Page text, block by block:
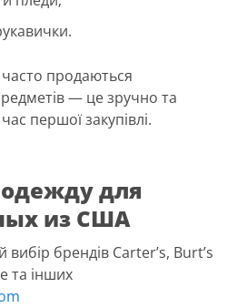
продаються
— це зручно та
першої закупівлі.
одежду для
из США
брендів Carter’s, Burt’s
та інших